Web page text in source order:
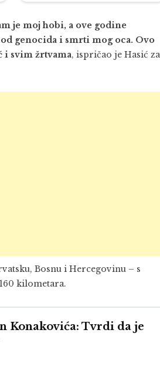
je moj hobi, a ove godine
genocida i smrti mog oca. Ovo
i svim žrtvama, ispričao je Hasić za
Bosnu i Hercegovinu – s
kilometara.
Konakovića: Tvrdi da je